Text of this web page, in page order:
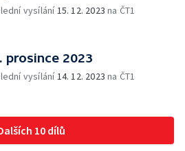
vysílání15. 12. 2023 na ČT1
prosince 2023
vysílání14. 12. 2023 na ČT1
10 dílů